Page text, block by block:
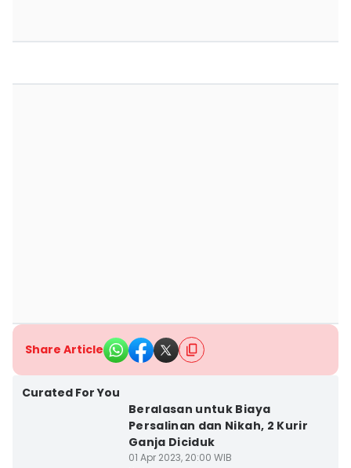
Share Article
Curated For You
Beralasan untuk Biaya
Persalinan dan Nikah, 2 Kurir
Ganja Diciduk
01 Apr 2023, 20:00 WIB